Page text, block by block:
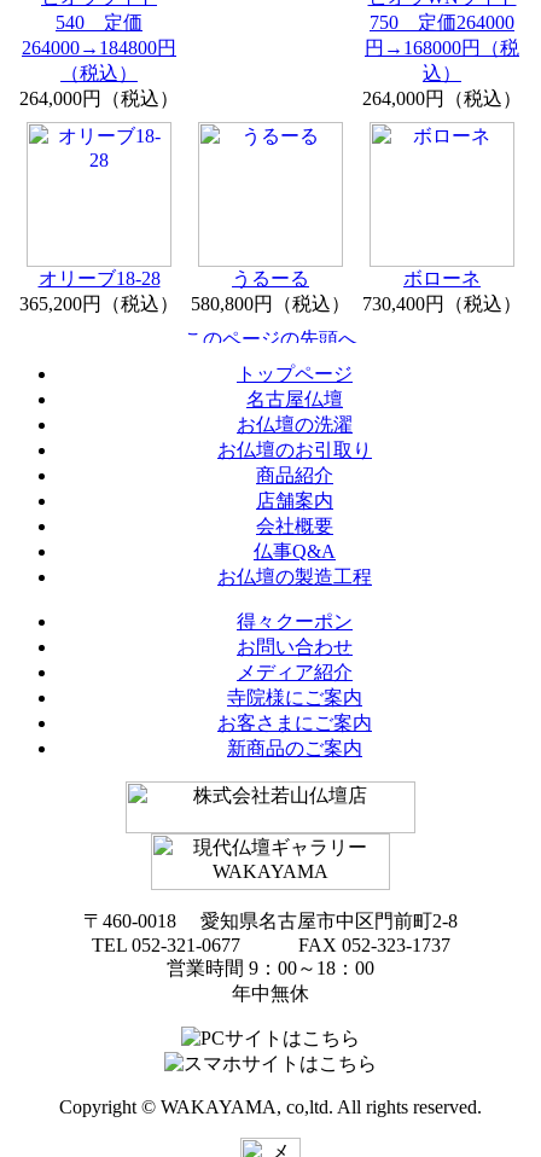
540 定価
264000→184800円
（税込）
264,000円（税込）
750 定価264000
円→168000円（税
込）
264,000円（税込）
オリーブ18-28
365,200円（税込）
うるーる
580,800円（税込）
ボローネ
730,400円（税込）
トップページ
名古屋仏壇
お仏壇の洗濯
お仏壇のお引取り
商品紹介
店舗案内
会社概要
仏事Q&A
お仏壇の製造工程
得々クーポン
お問い合わせ
メディア紹介
寺院様にご案内
お客さまにご案内
新商品のご案内
〒460-0018 愛知県名古屋市中区門前町2-8
TEL 052-321-0677 FAX 052-323-1737
営業時間 9：00～18：00
年中無休
Copyright © WAKAYAMA, co,ltd. All rights reserved.